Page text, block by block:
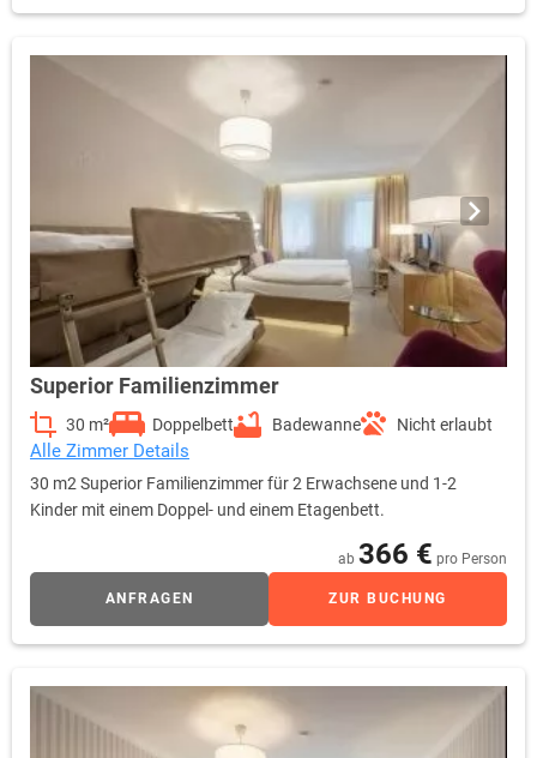
Superior Familienzimmer
30 m² Doppelbett Badewanne Nicht erlaubt
Alle Zimmer Details
30 m2 Superior Familienzimmer für 2 Erwachsene und 1-2
Kinder mit einem Doppel- und einem Etagenbett.
ab 366 € pro Person
ANFRAGEN ZUR BUCHUNG